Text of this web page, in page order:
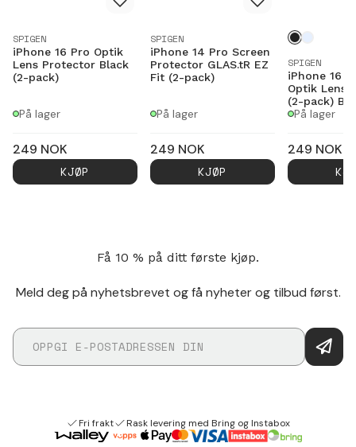
SPIGEN
iPhone 16 Pro Optik
Lens Protector Black
(2-pack)
På lager
249 NOK
KJØP
SPIGEN
iPhone 14 Pro Screen
Protector GLAS.tR EZ
Fit (2-pack)
På lager
249 NOK
KJØP
SPIGEN
iPhone 16
Optik Lens
(2-pack)
På lager
249 NOK
Få 10 % på ditt første kjøp.
Meld deg på nyhetsbrevet og få nyheter og tilbud først.
Fri frakt Rask levering med Bring og Instabox